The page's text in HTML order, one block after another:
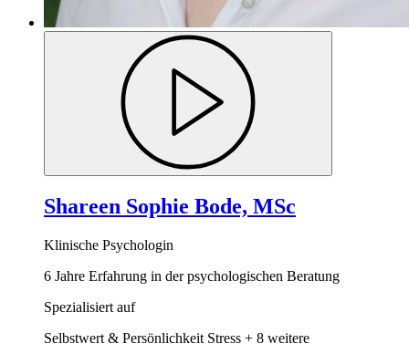
Shareen Sophie Bode, MSc
Klinische Psychologin
6 Jahre Erfahrung in der psychologischen Beratung
Spezialisiert auf
Selbstwert & Persönlichkeit Stress + 8 weitere